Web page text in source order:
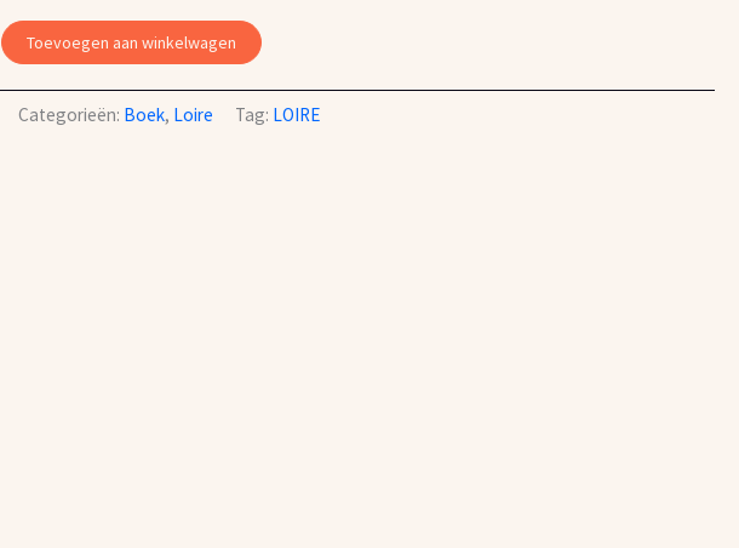
Toevoegen aan winkelwagen
Categorieën: Boek, Loire Tag: LOIRE